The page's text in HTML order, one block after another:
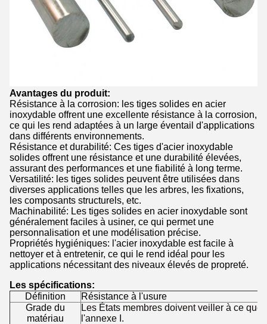
Avantages du produit:
Résistance à la corrosion: les tiges solides en acier
inoxydable offrent une excellente résistance à la corrosion,
ce qui les rend adaptées à un large éventail d'applications
dans différents environnements.
Résistance et durabilité: Ces tiges d'acier inoxydable
solides offrent une résistance et une durabilité élevées,
assurant des performances et une fiabilité à long terme.
Versatilité: les tiges solides peuvent être utilisées dans
diverses applications telles que les arbres, les fixations,
les composants structurels, etc.
Machinabilité: Les tiges solides en acier inoxydable sont
généralement faciles à usiner, ce qui permet une
personnalisation et une modélisation précise.
Propriétés hygiéniques: l'acier inoxydable est facile à
nettoyer et à entretenir, ce qui le rend idéal pour les
applications nécessitant des niveaux élevés de propreté.
Les spécifications:
Définition
Résistance à l'usure
Grade du
matériau
Les États membres doivent veiller à ce
l'annexe I.